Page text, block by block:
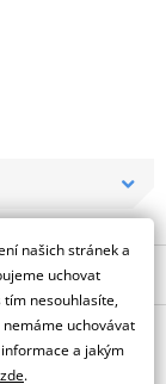
11-17'C/
našich stránek a
uchovat
tím nesouhlasíte,
uchovávat
a jakým
.